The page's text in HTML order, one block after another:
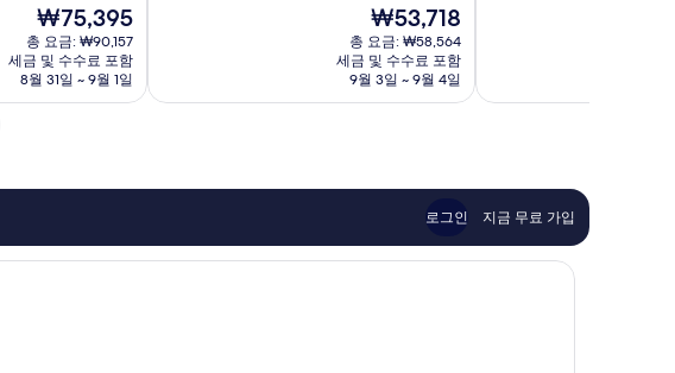
현
재
요
금
₩75,395
₩75,395
총 요금: ₩90,157
세금 및 수수료 포함
8월 31일 ~ 9월 1일
해
후
개
현
재
요
금
₩53,718
₩53,718
총 요금: ₩58,564
세금 및 수수료 포함
9월 3일 ~ 9월 4일
우
이
용
후
기
로그인 지금 무료 가입